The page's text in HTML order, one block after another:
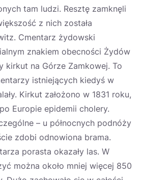
tam ludzi. Resztę zamknęli
z nich została
Cmentarz żydowski
znakiem obecności Żydów
kirkut na Górze Zamkowej. To
istniejących kiedyś w
Kirkut założono w 1831 roku,
Europie epidemii cholery.
– u północnych podnóży
zdobi odnowiona brama.
porasta okazały las. W
można około mniej więcej 850